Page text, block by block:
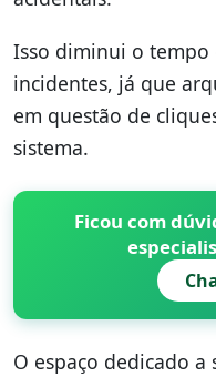
Isso diminui o tempo
incidentes, já que
em questão de
sistema.
Ficou com
O espaço dedicado a